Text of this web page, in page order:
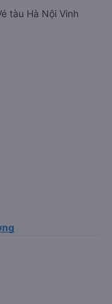
tàu Hà Nội Vinh